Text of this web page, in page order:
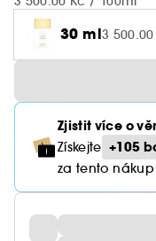
30 ml3
Zjistit více o
Získejte +105
za tento